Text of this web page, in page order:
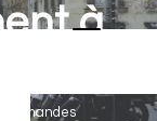
à
demandes